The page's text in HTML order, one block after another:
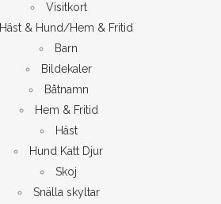
Visitkort
Häst & Hund/Hem & Fritid
Barn
Bildekaler
Båtnamn
Hem & Fritid
Häst
Hund Katt Djur
Skoj
Snälla skyltar